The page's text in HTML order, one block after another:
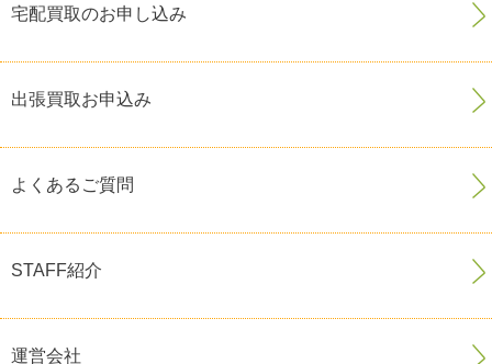
宅配買取のお申し込み
出張買取お申込み
よくあるご質問
STAFF紹介
運営会社